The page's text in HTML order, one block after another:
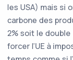
les USA) mais si
carbone des
2% soit le
forcer l’UE à